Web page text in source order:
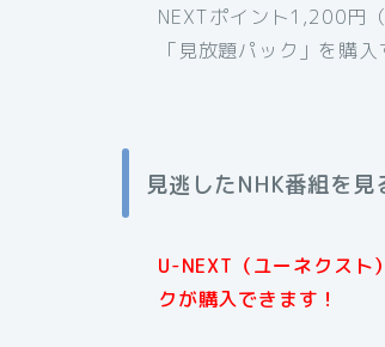
NEXTポイント1,200円
「見放題パック」を購
見逃したNHK番組を見
U-NEXT（ユーネクスト
クが購入できます！